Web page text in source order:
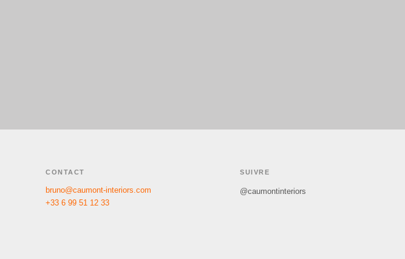
CONTACT
bruno@caumont-interiors.com
+33 6 99 51 12 33
SUIVRE
@caumontinteriors